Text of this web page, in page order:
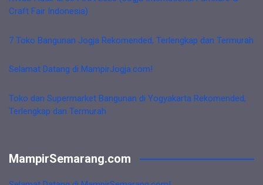
Craft Fair Indonesia)
7 Toko Bangunan Jogja Rekomended, Terlengkap dan Termurah
Selamat Datang di MampirJogja.com!
Toko dan Supermarket Bangunan di Yogyakarta Rekomended,
Terlengkap dan Termurah
MampirSemarang.com